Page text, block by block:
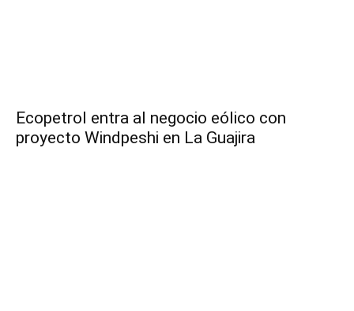
Ecopetrol entra al negocio eólico con
proyecto Windpeshi en La Guajira